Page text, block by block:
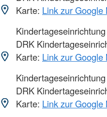
Karte: Link zur Google
Kindertageseinrichtung
DRK
Karte: Link zur Google
Kindertageseinrichtung
DRK
Karte: Link zur Google